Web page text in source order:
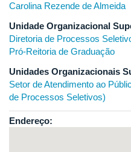
Carolina Rezende de Almeida
Unidade Organizacional
Diretoria de Processos
Pró-Reitoria de Graduação
Unidades Organizacionais
Setor de Atendimento ao
de Processos Seletivos)
Endereço: